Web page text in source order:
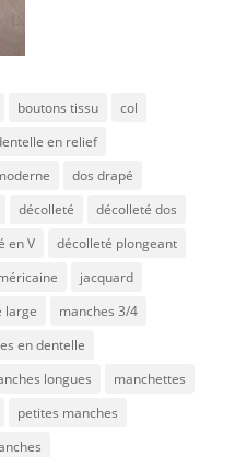
boutons tissu
col
en relief
dos drapé
décolleté
décolleté dos
en V
décolleté plongeant
jacquard
large
manches 3/4
en dentelle
longues
manchettes
petites manches